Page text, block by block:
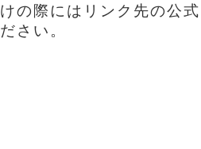
けの際にはリンク先の公
ださい。